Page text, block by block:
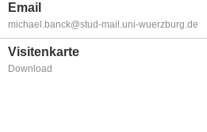
Email
michael.banck@stud-mail.uni-wuerzburg.de
Visitenkarte
Download